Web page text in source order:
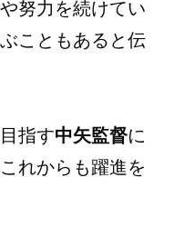
努力を続けてい
こともあると伝
指す中矢監督に
れからも躍進を